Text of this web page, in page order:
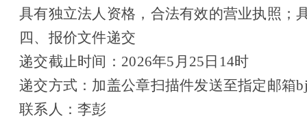
具有独立法人资格，合法有效的营业执照；
四、报价文件递交
递交截止时间：2026年5月25日14时
递交方式：加盖公章扫描件发送至指定邮箱
联系人：李彭